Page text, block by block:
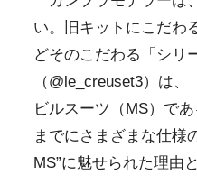
い。旧キットにこだわ
どそのこだわる「シリ
（@le_creuset3）は
ビルスーツ（MS）で
までにさまざまな仕様
MS”に魅せられた理由